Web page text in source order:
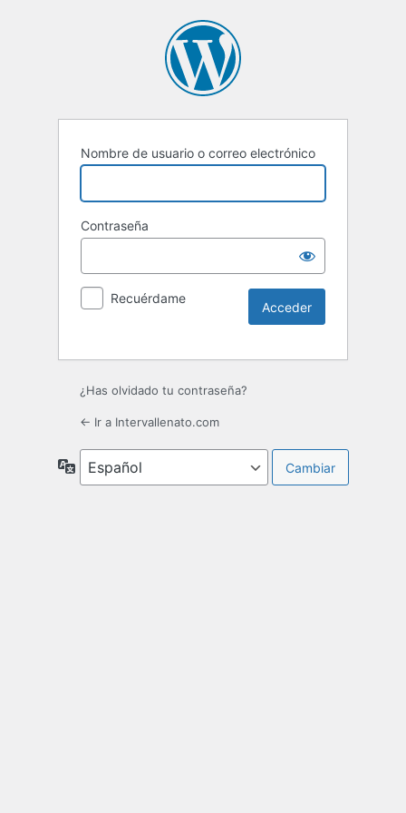
Nombre de usuario o correo electrónico
Contraseña
Recuérdame
¿Has olvidado tu contraseña?
← Ir a Intervallenato.com
Idioma